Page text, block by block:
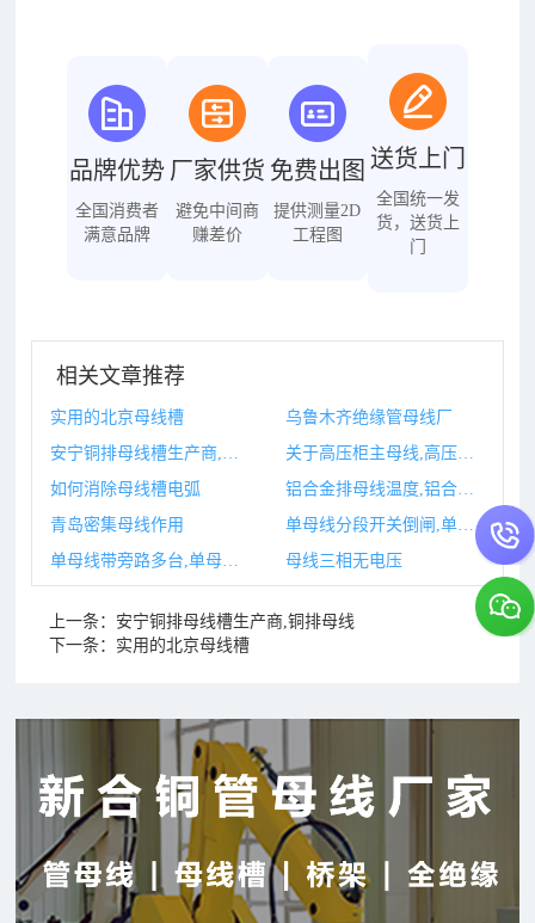
品牌优势
全国消费者
满意品牌
厂家供货
避免中间商
赚差价
免费出图
提供测量2D
工程图
送货上门
全国统一发
货，送货上
门
相关文章推荐
实用的北京母线槽
乌鲁木齐绝缘管母线厂
如何消除母线槽电弧
铝合金排母线温度,铝合金母线槽型材批发市场在哪里
青岛密集母线作用
单母线分段开关倒闸,单母线分段开关的原则是什么
母线三相无电压
上一条： 安宁铜排母线槽生产商,铜排母线
下一条： 实用的北京母线槽